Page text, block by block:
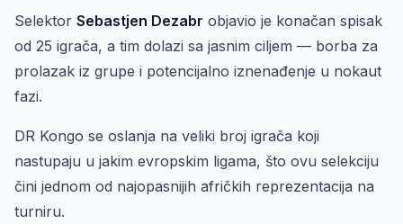
Selektor Sebastjen Dezabr objavio je konačan spisak
od 25 igrača, a tim dolazi sa jasnim ciljem — borba za
prolazak iz grupe i potencijalno iznenađenje u nokaut
fazi.
DR Kongo se oslanja na veliki broj igrača koji
nastupaju u jakim evropskim ligama, što ovu selekciju
čini jednom od najopasnijih afričkih reprezentacija na
turniru.